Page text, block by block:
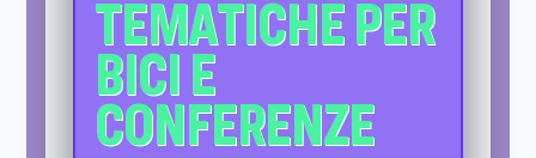
TEMATICHE PER
BICI E
CONFERENZE